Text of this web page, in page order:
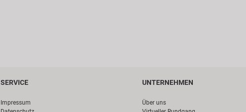
SERVICE
Impressum
UNTERNEHMEN
Über uns